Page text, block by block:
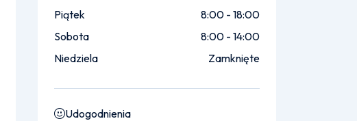
Piątek
8:00 - 18:00
Sobota
8:00 - 14:00
Niedziela
Zamknięte
Udogodnienia